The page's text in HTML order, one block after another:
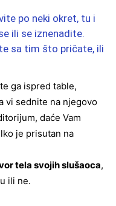
po neki okret, tu i
ili se iznenadite.
sa tim što pričate, ili
ga ispred table,
vi sednite na njegovo
daće Vam
je prisutan na
tela svojih slušaoca,
ili ne.